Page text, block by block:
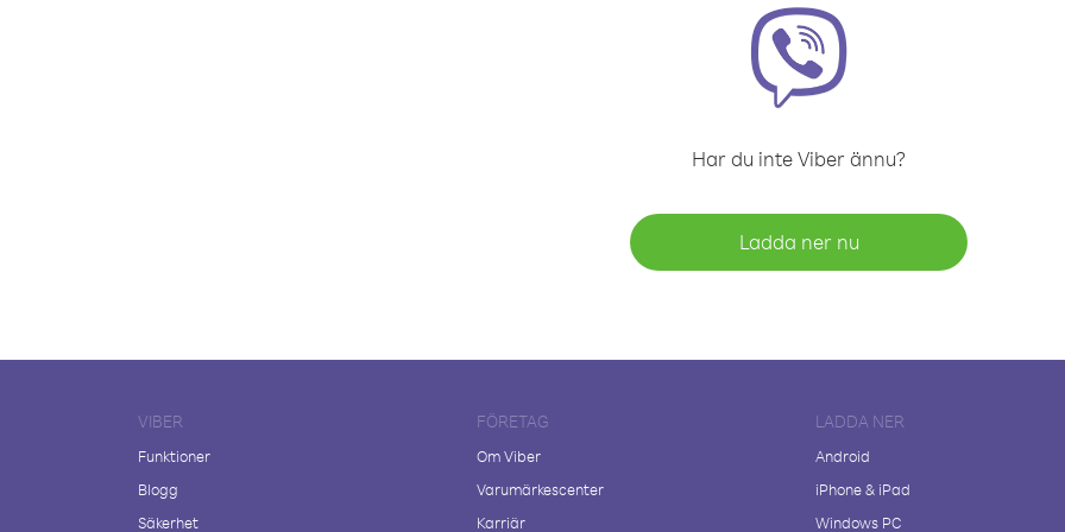
Har du inte Viber ännu?
Ladda ner nu
VIBER
Funktioner
Blogg
Säkerhet
FÖRETAG
Om Viber
Varumärkescenter
Karriär
LADDA NER
Android
iPhone & iPad
Windows PC